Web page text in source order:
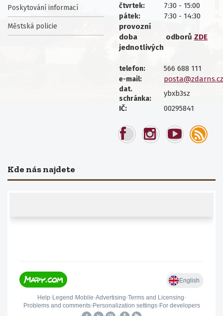
Poskytování informací
Městská policie
čtvrtek: 7:30 - 15:00
pátek:
7:30 - 14:30
provozní
doba
jednotlivých
odborů ZDE
telefon: 566 688 111
e-mail: posta@zdarns.cz
dat.
schránka:
ybxb3sz
IČ: 00295841
Kde nás najdete